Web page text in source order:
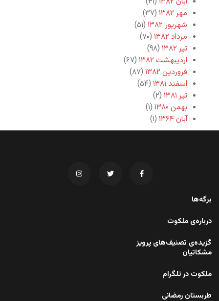
مهر ۱۳۸۲
(۳۷)
شهریور ۱۳۸۲
(۵۱)
مرداد ۱۳۸۲
(۷۰)
تیر ۱۳۸۲
(۹۸)
اردیبهشت ۱۳۸۲
(۶۷)
فروردین ۱۳۸۲
(۸۷)
اسفند ۱۳۸۱
(۵۴)
تیر ۱۳۸۱
(۲)
بهمن ۱۳۸۰
(۱)
آبان ۱۳۶۴
(۱)
برگه‌ها
درباره‌ی ملکوت
گزیده‌ی تصنیف‌های پرویز
مشکاتیان
ملکوت در تلگرام
طربستان رمضانی